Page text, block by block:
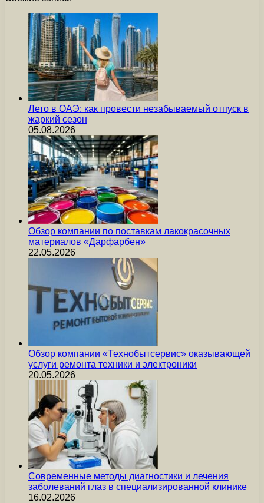
Лето в ОАЭ: как провести незабываемый отпуск в
жаркий сезон
05.08.2026
Обзор компании по поставкам лакокрасочных
материалов «Дарфарбен»
22.05.2026
Обзор компании «Технобытсервис» оказывающей
услуги ремонта техники и электроники
20.05.2026
Современные методы диагностики и лечения
заболеваний глаз в специализированной клинике
16.02.2026